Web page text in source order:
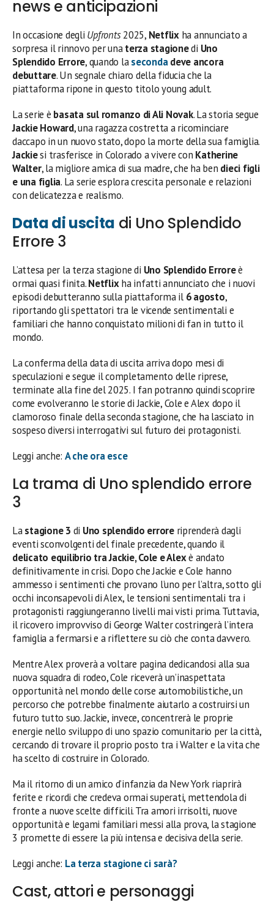
news e anticipazioni
In occasione degli Upfronts2025, Netflixha annunciato a
sorpresa il rinnovo per unaterza stagionedi Uno
Splendido Errore, quando lasecondadeve ancora
debuttare. Un segnale chiaro della fiducia che la
piattaforma ripone in questo titolo young adult.
La serie è basata sul romanzo di Ali Novak. La storia segue
Jackie Howard, una ragazza costretta a ricominciare
daccapo in un nuovo stato, dopo la morte della sua famiglia.
Jackiesi trasferisce in Colorado a vivere con Katherine
Walter, la migliore amica di sua madre, che ha ben dieci figli
e una figlia. La serie esplora crescita personale e relazioni
con delicatezza e realismo.
Data di uscita di Uno Splendido
Errore 3
L’attesa per la terza stagione di Uno Splendido Erroreè
ormai quasi finita.Netflixha infatti annunciato che i nuovi
episodi debutteranno sulla piattaforma il 6 agosto,
riportando gli spettatori tra le vicende sentimentali e
familiari che hanno conquistato milioni di fan in tutto il
mondo.
La conferma della data di uscita arriva dopo mesi di
speculazioni e segue il completamento delle riprese,
terminate alla fine del 2025. I fan potranno quindi scoprire
come evolveranno le storie di Jackie, Cole e Alex dopo il
clamoroso finale della seconda stagione, che ha lasciato in
sospeso diversi interrogativi sul futuro dei protagonisti.
Leggi anche: A che ora esce
La trama di Uno splendido errore
3
Lastagione 3 di Uno splendido erroreriprenderà dagli
eventi sconvolgenti del finale precedente, quando il
delicato equilibrio tra Jackie, Cole e Alexè andato
definitivamente in crisi. Dopo che Jackie e Cole hanno
ammesso i sentimenti che provano l’uno per l’altra, sotto gli
occhi inconsapevoli di Alex, le tensioni sentimentali tra i
protagonisti raggiungeranno livelli mai visti prima. Tuttavia,
il ricovero improvviso di George Walter costringerà l’intera
famiglia a fermarsi e a riflettere su ciò che conta davvero.
Mentre Alex proverà a voltare pagina dedicandosi alla sua
nuova squadra di rodeo, Cole riceverà un’inaspettata
opportunità nel mondo delle corse automobilistiche, un
percorso che potrebbe finalmente aiutarlo a costruirsi un
futuro tutto suo. Jackie, invece, concentrerà le proprie
energie nello sviluppo di uno spazio comunitario per la città,
cercando di trovare il proprio posto tra i Walter e la vita che
ha scelto di costruire in Colorado.
Ma il ritorno di un amico d’infanzia da New York riaprirà
ferite e ricordi che credeva ormai superati, mettendola di
fronte a nuove scelte difficili. Tra amori irrisolti, nuove
opportunità e legami familiari messi alla prova, la stagione
3 promette di essere la più intensa e decisiva della serie.
Leggi anche: La terza stagione ci sarà?
Cast, attori e personaggi